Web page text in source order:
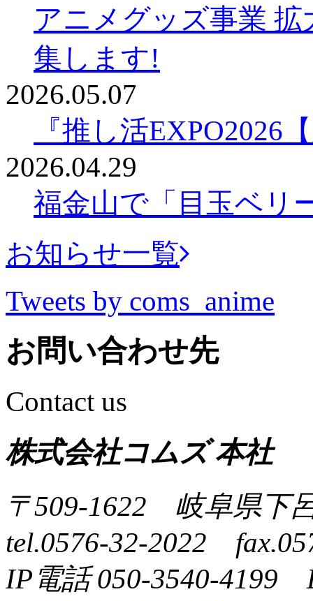
アニメグッズ事業
集します!
2026.05.07
『推し活EXPO2026
2026.04.29
福金山で「目玉ベリ
お知らせ一覧
Tweets by coms_anime
お問い合わせ先
Contact us
株式会社コムズ 本社
〒509-1622 岐阜県下
tel.0576-32-2022
IP電話 050-3540-4199